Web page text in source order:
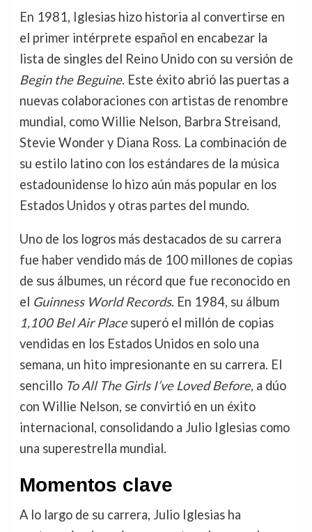
En 1981, Iglesias hizo historia al convertirse en
el primer intérprete español en encabezar la
lista de singles del Reino Unido con su versión de
Begin the Beguine. Este éxito abrió las puertas a
nuevas colaboraciones con artistas de renombre
mundial, como Willie Nelson, Barbra Streisand,
Stevie Wonder y Diana Ross. La combinación de
su estilo latino con los estándares de la música
estadounidense lo hizo aún más popular en los
Estados Unidos y otras partes del mundo.
Uno de los logros más destacados de su carrera
fue haber vendido más de 100 millones de copias
de sus álbumes, un récord que fue reconocido en
el Guinness World Records. En 1984, su álbum
1,100 Bel Air Placesuperó el millón de copias
vendidas en los Estados Unidos en solo una
semana, un hito impresionante en su carrera. El
sencillo To All The Girls I’ve Loved Before, a dúo
con Willie Nelson, se convirtió en un éxito
internacional, consolidando a Julio Iglesias como
una superestrella mundial.
Momentos clave
A lo largo de su carrera, Julio Iglesias ha